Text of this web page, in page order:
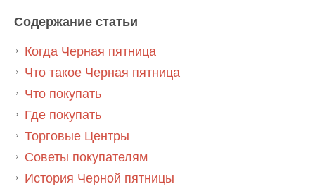
Содержание статьи
Когда Черная пятница
Что такое Черная пятница
Что покупать
Где покупать
Торговые Центры
Советы покупателям
История Черной пятницы